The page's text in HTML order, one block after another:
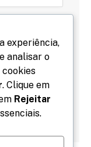
para
experiência,
analisar o
cookies
. Clique em
Rejeitar